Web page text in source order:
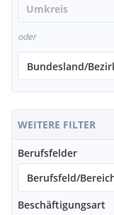
oder
Bundesland/
WEITERE FILTER
Berufsfelder
Berufsfeld/
Beschäftigungsart